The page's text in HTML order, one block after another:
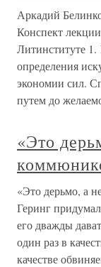
Аркадий
Конспект
Литинституте 1.
определения
экономии сил.
путем до
«Это
«Это дерьмо, а
Геринг
его дважды
один раз в
качестве